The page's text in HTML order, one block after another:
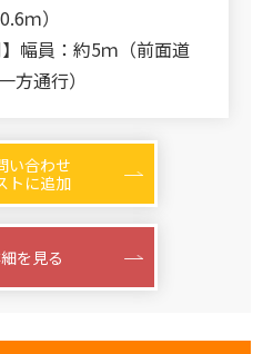
ｍ）
幅員：約5ｍ（前面道
方通行）
い合わせ
トに追加
を見る